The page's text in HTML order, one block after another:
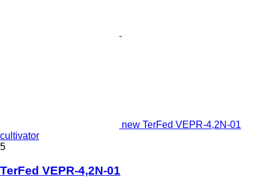
new TerFed VEPR-4,2N-01
cultivator
5
TerFed VEPR-4,2N-01